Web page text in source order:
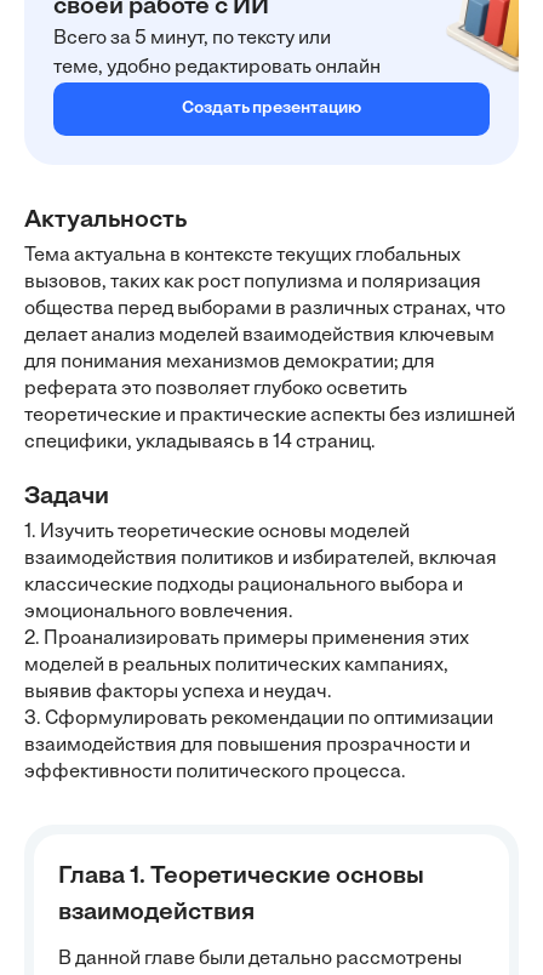
своей работе с ИИ
Всего за 5 минут, по тексту или
теме, удобно редактировать онлайн
Создать презентацию
Актуальность
Тема актуальна в контексте текущих глобальных
вызовов, таких как рост популизма и поляризация
общества перед выборами в различных странах, что
делает анализ моделей взаимодействия ключевым
для понимания механизмов демократии; для
реферата это позволяет глубоко осветить
теоретические и практические аспекты без излишней
специфики, укладываясь в 14 страниц.
Задачи
1. Изучить теоретические основы моделей
взаимодействия политиков и избирателей, включая
классические подходы рационального выбора и
эмоционального вовлечения.
2. Проанализировать примеры применения этих
моделей в реальных политических кампаниях,
выявив факторы успеха и неудач.
3. Сформулировать рекомендации по оптимизации
взаимодействия для повышения прозрачности и
эффективности политического процесса.
Глава 1. Теоретические основы
взаимодействия
В данной главе были детально рассмотрены